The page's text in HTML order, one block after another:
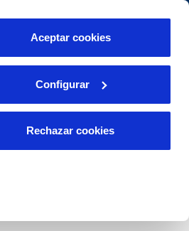
Aceptar cookies
Configurar
Rechazar cookies
anomalías o posibles
Área de clientes